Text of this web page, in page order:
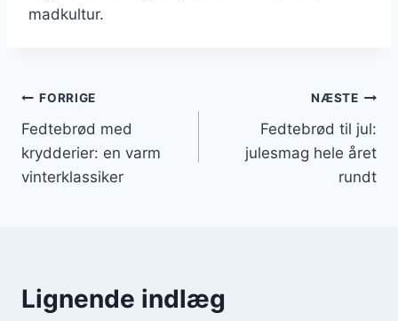
madkultur.
Indlægsnavigation
FORRIGE
Fedtebrød med
krydderier: en varm
vinterklassiker
NÆSTE
Fedtebrød til jul:
julesmag hele året
rundt
Lignende indlæg